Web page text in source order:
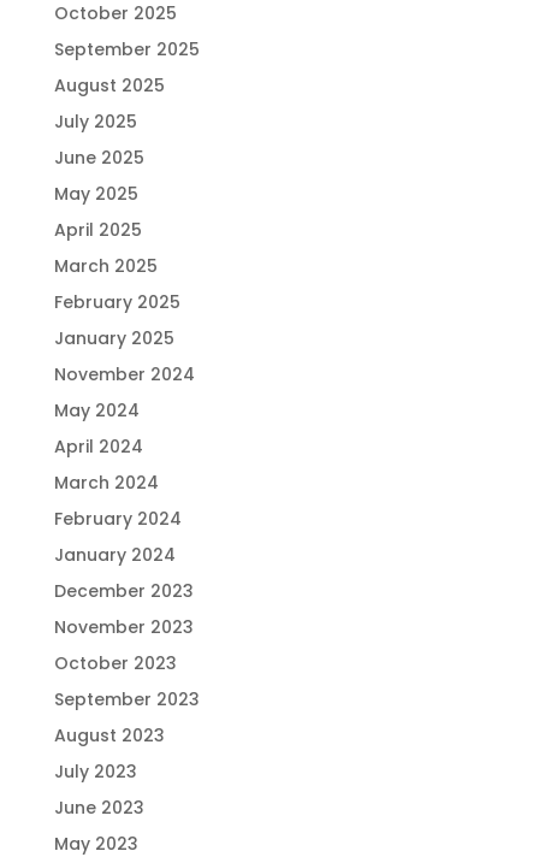
October 2025
September 2025
August 2025
July 2025
June 2025
May 2025
April 2025
March 2025
February 2025
January 2025
November 2024
May 2024
April 2024
March 2024
February 2024
January 2024
December 2023
November 2023
October 2023
September 2023
August 2023
July 2023
June 2023
May 2023